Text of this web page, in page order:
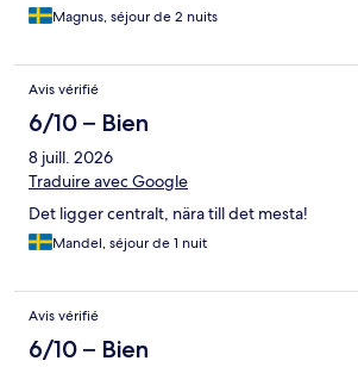
Magnus, séjour de 2 nuits
Avis vérifié
6/10 – Bien
8 juill. 2026
Traduire avec Google
Det ligger centralt, nära till det mesta!
Mandel, séjour de 1 nuit
Avis vérifié
6/10 – Bien